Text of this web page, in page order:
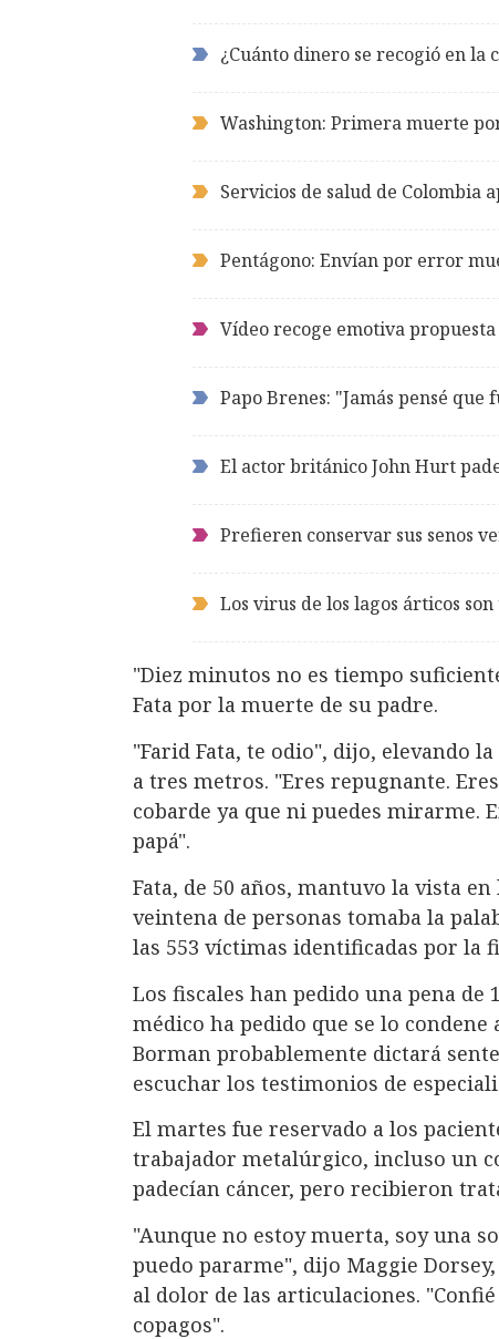
¿Cuánto dinero se recogió en la
Washington: Primera muerte
Servicios de salud de Colombia
Pentágono: Envían por error
Vídeo recoge emotiva
Papo Brenes: "Jamás pensé
El actor británico John Hurt
Prefieren conservar sus senos
Los virus de los lagos árticos son
"Diez minutos no es tiempo
Fata por la muerte de su padre.
"Farid Fata, te odio", dijo, elevando
a tres metros. "Eres repugnante.
cobarde ya que ni puedes mirarme.
papá".
Fata, de 50 años, mantuvo la vista
veintena de personas tomaba la
las 553 víctimas identificadas por la
Los fiscales han pedido una pena
médico ha pedido que se lo condene
Borman probablemente dictará
escuchar los testimonios de
El martes fue reservado a los
trabajador metalúrgico, incluso un
padecían cáncer, pero recibieron
"Aunque no estoy muerta, soy una
puedo pararme", dijo Maggie
al dolor de las articulaciones.
copagos".